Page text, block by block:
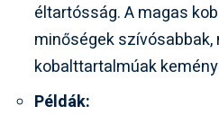
éltartósság. A magas
minőségek
kobalttartalmúak
Példák: